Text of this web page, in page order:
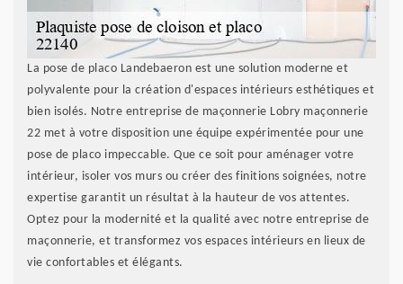
La pose de placo Landebaeron est une solution moderne et
polyvalente pour la création d'espaces intérieurs esthétiques et
bien isolés. Notre entreprise de maçonnerie Lobry maçonnerie
22 met à votre disposition une équipe expérimentée pour une
pose de placo impeccable. Que ce soit pour aménager votre
intérieur, isoler vos murs ou créer des finitions soignées, notre
expertise garantit un résultat à la hauteur de vos attentes.
Optez pour la modernité et la qualité avec notre entreprise de
maçonnerie, et transformez vos espaces intérieurs en lieux de
vie confortables et élégants.